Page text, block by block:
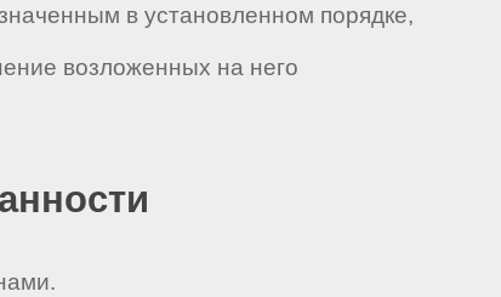
в установленном порядке,
возложенных на него